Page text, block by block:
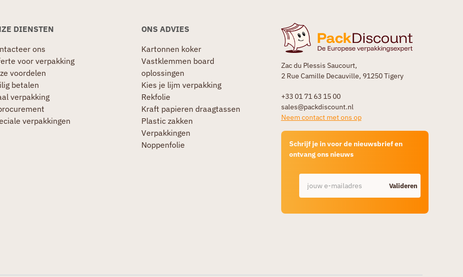
Zac du Plessis Saucourt,
2 Rue Camille Decauville, 91250 Tigery
+33 01 71 63 15 00
sales@packdiscount.nl
Neem contact met ons op
Schrijf je in voor de nieuwsbrief en
ontvang ons nieuws
Valideren
DIENSTEN
ons
voor verpakking
voordelen
betalen
verpakking
verpakkingen
ONS ADVIES
Kartonnen koker
Vastklemmen board
oplossingen
Kies je lijm verpakking
Rekfolie
Kraft papieren draagtassen
Plastic zakken
Verpakkingen
Noppenfolie